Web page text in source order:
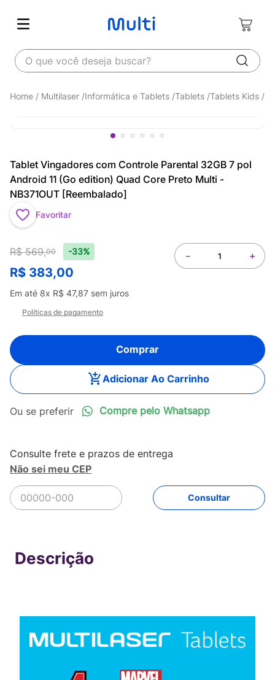
O que você deseja buscar?
Multilaser Informática e Tablets Tablets Tablets Kids
Tablet Vingadores com Controle Parental 32GB 7 pol
Android 11 (Go edition) Quad Core Preto Multi -
NB371OUT [Reembalado]
Favoritar
R$ 569,00 -33%
R$ 383,00
Em até 8x R$ 47,87 sem juros
＋
－
Políticas de pagamento
Comprar
Adicionar Ao Carrinho
Compre pelo Whatsapp
Não sei meu CEP
R$383,00
47